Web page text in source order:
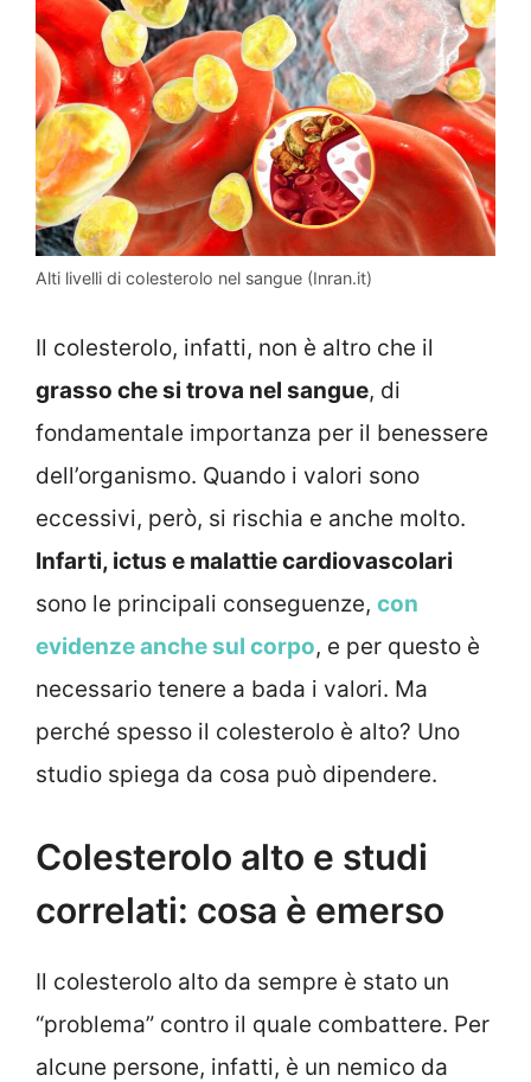
Alti livelli di colesterolo nel sangue (Inran.it)
Il colesterolo, infatti, non è altro che il
grasso che si trova nel sangue, di
fondamentale importanza per il benessere
dell’organismo. Quando i valori sono
eccessivi, però, si rischia e anche molto.
Infarti, ictus e malattie cardiovascolari
sono le principali conseguenze, con
evidenze anche sul corpo, e per questo è
necessario tenere a bada i valori. Ma
perché spesso il colesterolo è alto? Uno
studio spiega da cosa può dipendere.
Colesterolo alto e studi
correlati: cosa è emerso
Il colesterolo alto da sempre è stato un
“problema” contro il quale combattere. Per
alcune persone, infatti, è un nemico da